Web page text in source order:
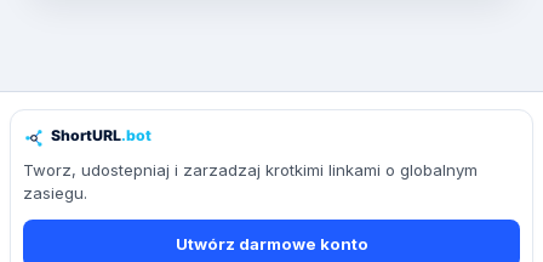
Tworz, udostepniaj i zarzadzaj krotkimi linkami o globalnym
zasiegu.
Utwórz darmowe konto